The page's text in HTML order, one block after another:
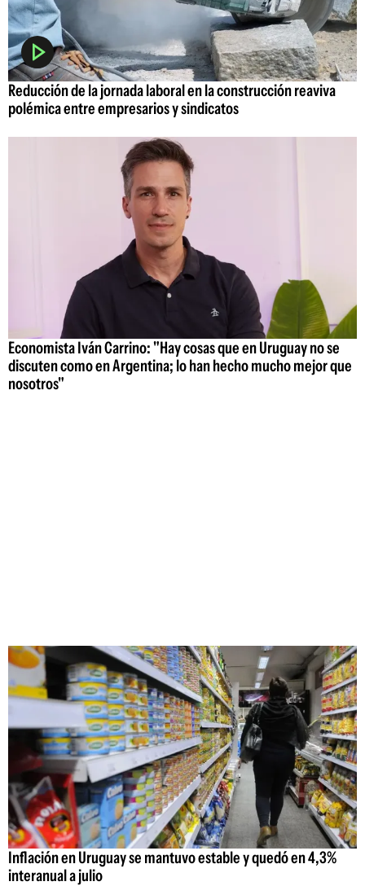
Reducción de la jornada laboral en la construcción reaviva
polémica entre empresarios y sindicatos
Economista Iván Carrino: "Hay cosas que en Uruguay no se
discuten como en Argentina; lo han hecho mucho mejor que
nosotros"
Inflación en Uruguay se mantuvo estable y quedó en 4,3%
interanual a julio